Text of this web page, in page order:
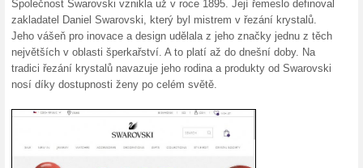
15 % na zboží z
100% fungovalo
Již zlevněné zboží z